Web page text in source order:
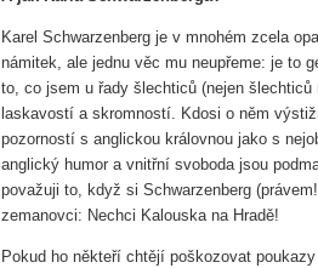
Karel Schwarzenberg je v mnohém zcela
námitek, ale jednu věc mu neupřeme: je to
to, co jsem u řady šlechticů (nejen
laskavostí a skromností. Kdosi o něm
pozorností s anglickou královnou jako s
anglický humor a vnitřní svoboda jsou
považuji to, když si Schwarzenberg
zemanovci: Nechci Kalouska na Hradě!
Pokud ho někteří chtějí poškozovat